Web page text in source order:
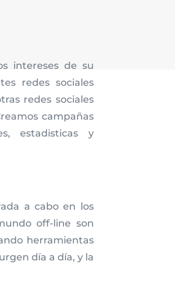
intereses de su
redes sociales
redes sociales
campañas
estadisticas y
a cabo en los
off-line son
herramientas
día a día, y la